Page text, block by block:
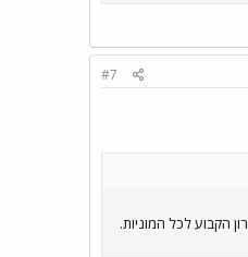
#7
הקבוע לכל המוניות.